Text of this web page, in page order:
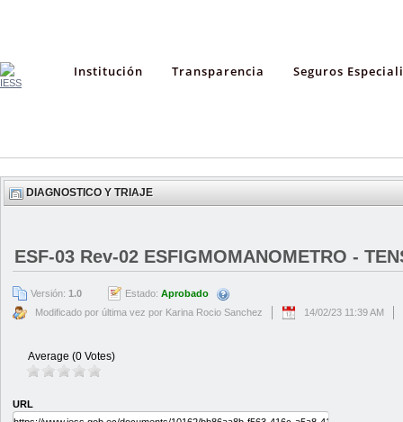
Institución Transparencia Seguros
DIAGNOSTICO Y TRIAJE
ESF-03 Rev-02 ESFIGMOMANOMETRO -
Versión: 1.0 Estado: Aprobado
Modificado por última vez por Karina Rocio Sanchez
14/02/23 11:39 AM
Average (0 Votes)
URL